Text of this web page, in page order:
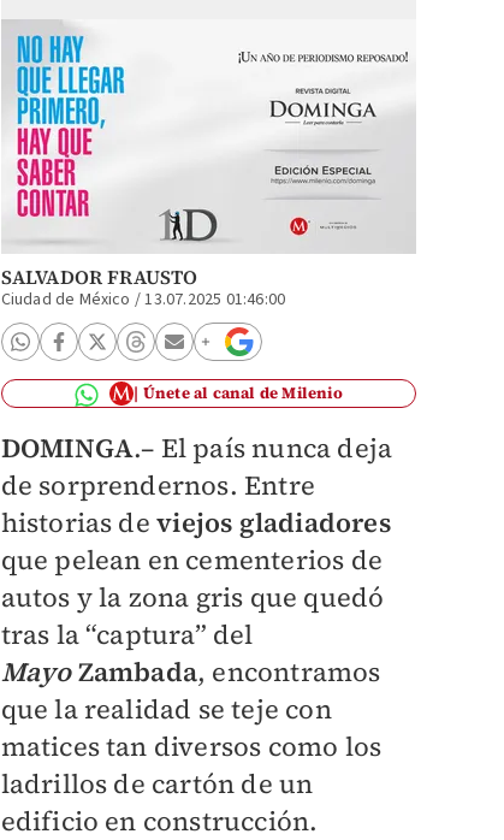
SALVADOR FRAUSTO
Ciudad de México /13.07.2025 01:46:00
Únete al canal de Milenio
DOMINGA.– El país nunca deja
de sorprendernos. Entre
historias deviejos gladiadores
que pelean en cementerios de
autos y la zona gris que quedó
tras la “captura” del
MayoZambada, encontramos
que la realidad se teje con
matices tan diversos como los
ladrillos de cartón de un
edificio en construcción.